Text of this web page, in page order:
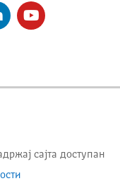
сајта доступан